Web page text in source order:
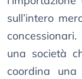
sull’intero
una società
coordina